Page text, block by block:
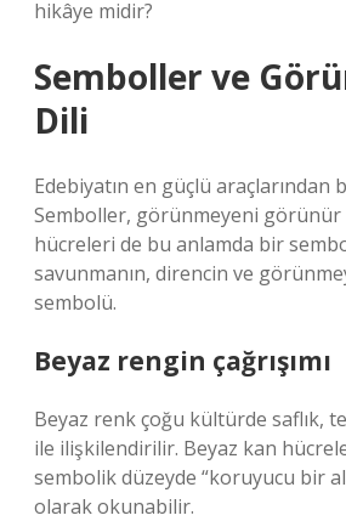
hikâye midir?
Semboller ve
Dili
Edebiyatın en güçlü araçlarından
Semboller, görünmeyeni görünür
hücreleri de bu anlamda bir
savunmanın, direncin ve
sembolü.
Beyaz rengin çağrışımı
Beyaz renk çoğu kültürde saflık,
ile ilişkilendirilir. Beyaz kan
sembolik düzeyde “koruyucu bir
olarak okunabilir.